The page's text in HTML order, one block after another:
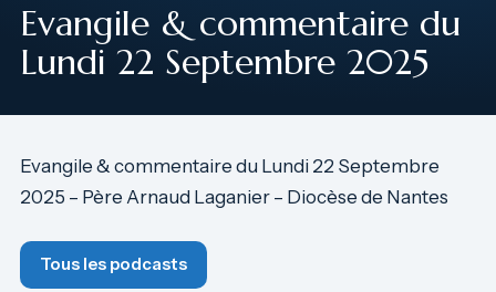
Evangile & commentaire du
Lundi 22 Septembre 2025
Evangile & commentaire du Lundi 22 Septembre
2025 – Père Arnaud Laganier – Diocèse de Nantes
Tous les podcasts